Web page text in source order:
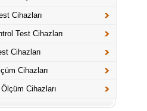
Cihazları
Test Cihazları
Cihazları
Cihazları
Cihazları